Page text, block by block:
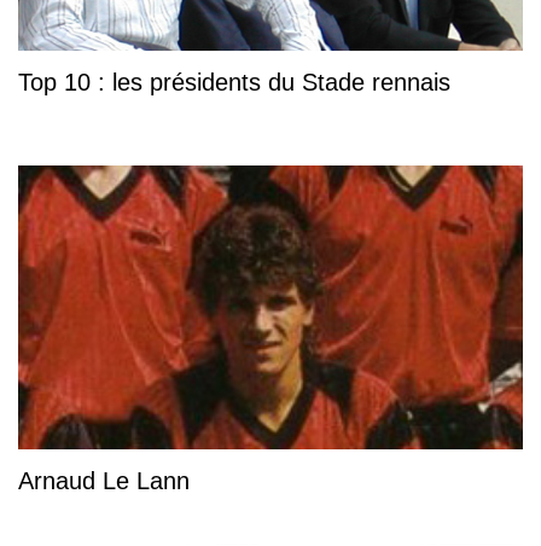
Top 10 : les présidents du Stade rennais
Arnaud Le Lann